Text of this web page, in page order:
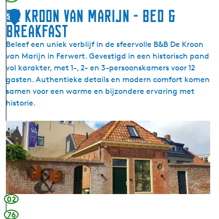
n
Y
n
f
o
r
m
a
s
j
e
s
i
n
t
r
5
De Kroon van Marijn - Bed &
Breakfast
Beleef een uniek verblijf in de sfeervolle B&B De Kroon
van Marijn in Ferwert. Gevestigd in een historisch pand
vol karakter, met 1-, 2- en 3-persoonskamers voor 12
gasten. Authentieke details en modern comfort komen
samen voor een warme en bijzondere ervaring met
historie.
D
e
K
r
o
o
n
v
02
76